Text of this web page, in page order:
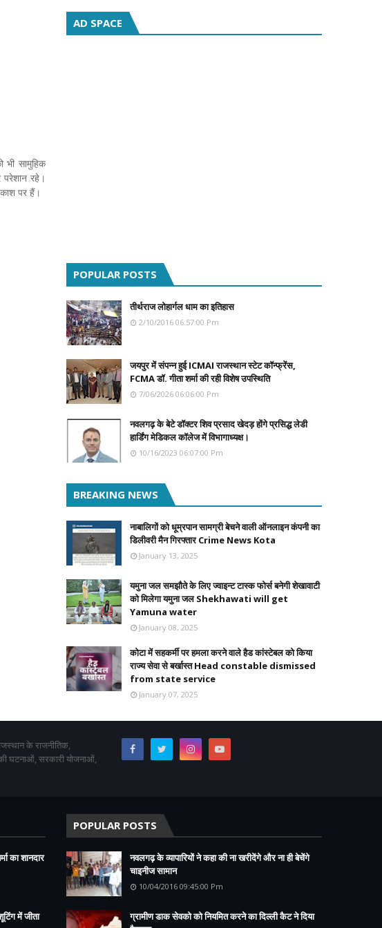
भी सामुहिक
रहे।
पर हैं।
AD SPACE
POPULAR POSTS
तीर्थराज लोहार्गल धाम का इतिहास
2/10/2016 06:57:00 Pm
जयपुर में संपन्न हुई ICMAI राजस्थान स्टेट कॉन्फ्रेंस,
FCMA डॉ. गीता शर्मा की रही विशेष उपस्थिति
7/06/2026 06:06:00 Pm
नवलगढ़ के बेटे डॉक्टर शिव प्रसाद खेदड़ होंगे प्रसिद्ध लेडी
हार्डिंग मेडिकल कॉलेज में विभागाध्यक्ष।
10/16/2023 06:07:00 Pm
BREAKING NEWS
नाबालिगों को धूम्रपान सामग्री बेचने वाली ऑनलाइन कंपनी का
डिलीवरी मैन गिरफ्तार Crime News Kota
January 13, 2025
यमुना जल समझौते के लिए ज्वाइन्ट टास्क फोर्स बनेगी शेखावाटी
को मिलेगा यमुना जल Shekhawati will get
Yamuna water
January 08, 2025
कोटा में सहकर्मी पर हमला करने वाले हैड कांस्टेबल को किया
राज्य सेवा से बर्खास्त Head constable dismissed
from state service
January 07, 2025
के राजनीतिक,
घटनाओं, सरकारी योजनाओं,
का शानदार
में जीता
POPULAR POSTS
नवलगढ़ के व्यापारियों ने कहा की ना खरीदेंगे और ना ही बेचेंगे
चाइनीज सामान
10/04/2016 09:45:00 Pm
ग्रामीण डाक सेवको को नियमित करने का दिल्ली कैट ने दिया